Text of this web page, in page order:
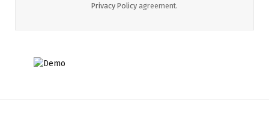
Privacy Policy agreement.